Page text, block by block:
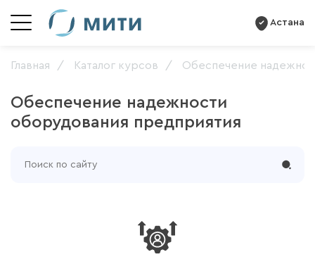
Астана
Главная Каталог курсов Обеспечение
Обеспечение надежности
оборудования предприятия